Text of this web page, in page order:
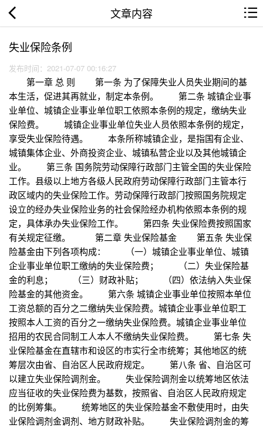
文章内容
失业保险条例
发布时间：2021-07-07 00:16:27
第一章 总 则 第一条 为了保障失业人员失业期间的基
本生活，促进其再就业，制定本条例。 第二条 城镇企业事
业单位、城镇企业事业单位职工依照本条例的规定，缴纳失业
保险费。 城镇企业事业单位失业人员依照本条例的规定，
享受失业保险待遇。 本条所称城镇企业，是指国有企业、
城镇集体企业、外商投资企业、城镇私营企业以及其他城镇企
业。 第三条 国务院劳动保障行政部门主管全国的失业保险
工作。县级以上地方各级人民政府劳动保障行政部门主管本行
政区域内的失业保险工作。劳动保障行政部门按照国务院规定
设立的经办失业保险业务的社会保险经办机构依照本条例的规
定，具体承办失业保险工作。 第四条 失业保险费按照国家
有关规定征缴。 第二章 失业保险基金 第五条 失业保
险基金由下列各项构成： （一）城镇企业事业单位、城镇
企业事业单位职工缴纳的失业保险费； （二）失业保险基
金的利息； （三）财政补贴； （四）依法纳入失业保
险基金的其他资金。 第六条 城镇企业事业单位按照本单位
工资总额的百分之二缴纳失业保险费。城镇企业事业单位职工
按照本人工资的百分之一缴纳失业保险费。城镇企业事业单位
招用的农民合同制工人本人不缴纳失业保险费。 第七条 失
业保险基金在直辖市和设区的市实行全市统筹；其他地区的统
筹层次由省、自治区人民政府规定。 第八条 省、自治区可
以建立失业保险调剂金。 失业保险调剂金以统筹地区依法
应当征收的失业保险费为基数，按照省、自治区人民政府规定
的比例筹集。 统筹地区的失业保险基金不敷使用时，由失
业保险调剂金调剂、地方财政补贴。 失业保险调剂金的筹